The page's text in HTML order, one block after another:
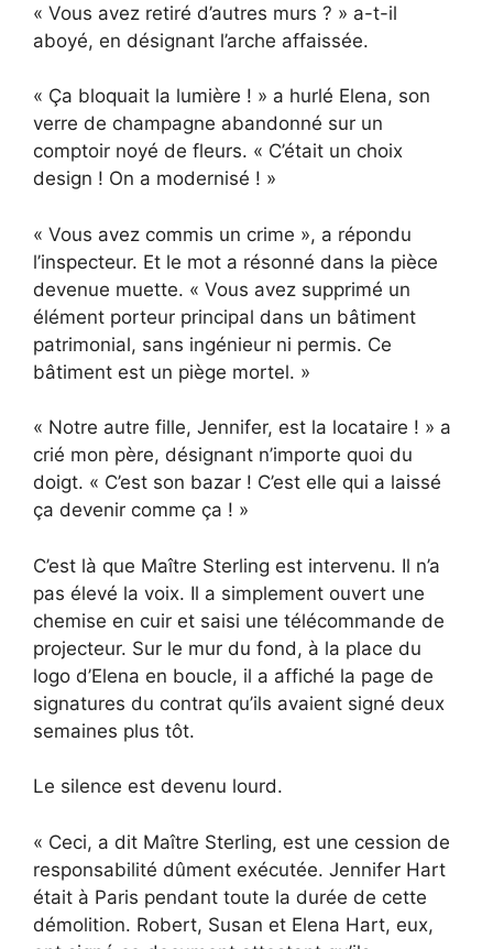
« Vous avez retiré d’autres murs ? » a-t-il
aboyé, en désignant l’arche affaissée.
« Ça bloquait la lumière ! » a hurlé Elena, son
verre de champagne abandonné sur un
comptoir noyé de fleurs. « C’était un choix
design ! On a modernisé ! »
« Vous avez commis un crime », a répondu
l’inspecteur. Et le mot a résonné dans la pièce
devenue muette. « Vous avez supprimé un
élément porteur principal dans un bâtiment
patrimonial, sans ingénieur ni permis. Ce
bâtiment est un piège mortel. »
« Notre autre fille, Jennifer, est la locataire ! » a
crié mon père, désignant n’importe quoi du
doigt. « C’est son bazar ! C’est elle qui a laissé
ça devenir comme ça ! »
C’est là que Maître Sterling est intervenu. Il n’a
pas élevé la voix. Il a simplement ouvert une
chemise en cuir et saisi une télécommande de
projecteur. Sur le mur du fond, à la place du
logo d’Elena en boucle, il a affiché la page de
signatures du contrat qu’ils avaient signé deux
semaines plus tôt.
Le silence est devenu lourd.
« Ceci, a dit Maître Sterling, est une cession de
responsabilité dûment exécutée. Jennifer Hart
était à Paris pendant toute la durée de cette
démolition. Robert, Susan et Elena Hart, eux,